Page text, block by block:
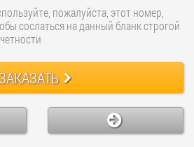
пожалуйста, этот номер,
сослаться на данный бланк строгой
ЗАКАЗАТЬ